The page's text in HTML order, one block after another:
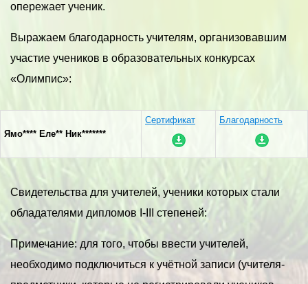
опережает ученик.
Выражаем благодарность учителям, организовавшим
участие учеников в образовательных конкурсах
«Олимпис»:
Ямо**** Еле** Ник*******
Сертификат Благодарность
Свидетельства для учителей, ученики которых стали
обладателями дипломов I-III степеней:
Примечание: для того, чтобы ввести учителей,
необходимо подключиться к учётной записи (учителя-